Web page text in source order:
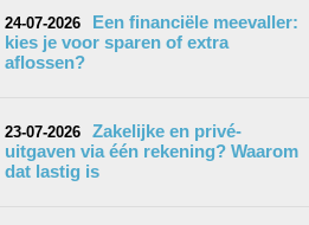
24-07-2026
Een financiële meevaller:
kies je voor sparen of extra
aflossen?
23-07-2026
Zakelijke en privé-
uitgaven via één rekening? Waarom
dat lastig is